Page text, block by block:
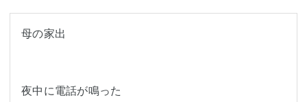
母の家出
夜中に電話が鳴った